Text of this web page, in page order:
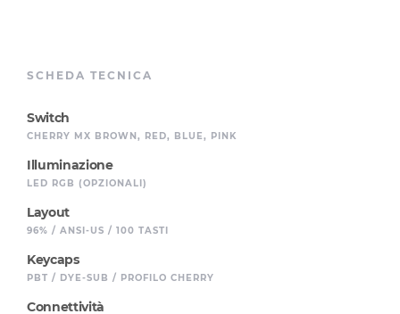
SCHEDA TECNICA
Switch
CHERRY MX BROWN, RED, BLUE, PINK
Illuminazione
LED RGB (OPZIONALI)
Layout
96% / ANSI-US / 100 TASTI
Keycaps
PBT / DYE-SUB / PROFILO CHERRY
Connettività